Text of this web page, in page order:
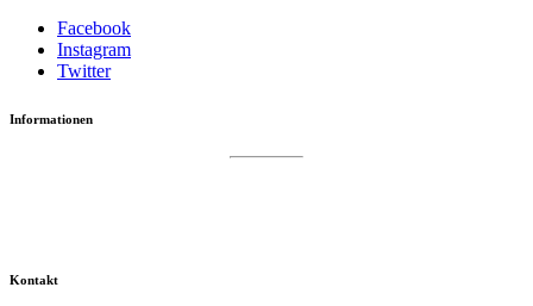
Facebook
Instagram
Twitter
Informationen
Kontakt